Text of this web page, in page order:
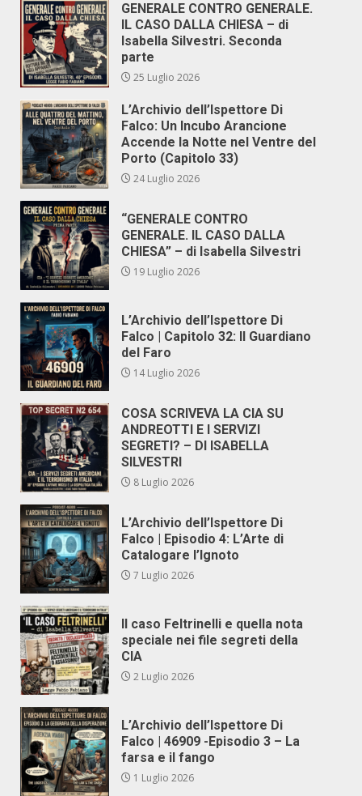
GENERALE CONTRO GENERALE.
IL CASO DALLA CHIESA – di
Isabella Silvestri. Seconda
parte
25 Luglio 2026
L’Archivio dell’Ispettore Di
Falco: Un Incubo Arancione
Accende la Notte nel Ventre del
Porto (Capitolo 33)
24 Luglio 2026
“GENERALE CONTRO
GENERALE. IL CASO DALLA
CHIESA” – di Isabella Silvestri
19 Luglio 2026
L’Archivio dell’Ispettore Di
Falco | Capitolo 32: Il Guardiano
del Faro
14 Luglio 2026
COSA SCRIVEVA LA CIA SU
ANDREOTTI E I SERVIZI
SEGRETI? – DI ISABELLA
SILVESTRI
8 Luglio 2026
L’Archivio dell’Ispettore Di
Falco | Episodio 4: L’Arte di
Catalogare l’Ignoto
7 Luglio 2026
Il caso Feltrinelli e quella nota
speciale nei file segreti della
CIA
2 Luglio 2026
L’Archivio dell’Ispettore Di
Falco | 46909 -Episodio 3 – La
farsa e il fango
1 Luglio 2026